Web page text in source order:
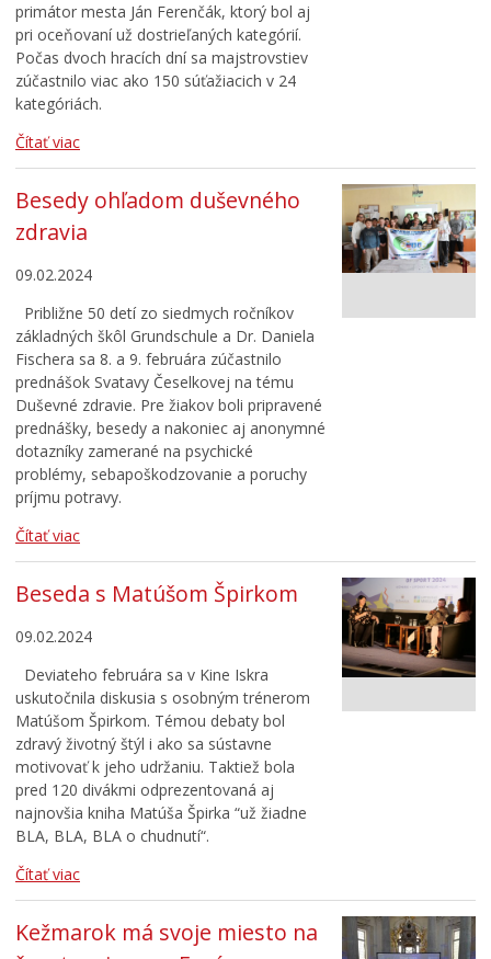
primátor mesta Ján Ferenčák, ktorý bol aj
pri oceňovaní už dostrieľaných kategórií.
Počas dvoch hracích dní sa majstrovstiev
zúčastnilo viac ako 150 súťažiacich v 24
kategóriách.
Čítať viac
Besedy ohľadom duševného
zdravia
09.02.2024
Približne 50 detí zo siedmych ročníkov
základných škôl Grundschule a Dr. Daniela
Fischera sa 8. a 9. februára zúčastnilo
prednášok Svatavy Česelkovej na tému
Duševné zdravie. Pre žiakov boli pripravené
prednášky, besedy a nakoniec aj anonymné
dotazníky zamerané na psychické
problémy, sebapoškodzovanie a poruchy
príjmu potravy.
Čítať viac
Beseda s Matúšom Špirkom
09.02.2024
Deviateho februára sa v Kine Iskra
uskutočnila diskusia s osobným trénerom
Matúšom Špirkom. Témou debaty bol
zdravý životný štýl i ako sa sústavne
motivovať k jeho udržaniu. Taktiež bola
pred 120 divákmi odprezentovaná aj
najnovšia kniha Matúša Špirka “už žiadne
BLA, BLA, BLA o chudnutí“.
Čítať viac
Kežmarok má svoje miesto na